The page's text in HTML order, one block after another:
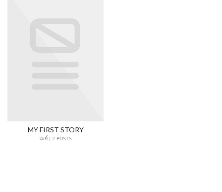
MY FIRST STORY
เมย์ | 2 POSTS